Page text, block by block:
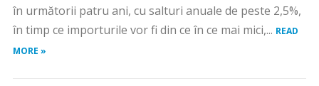
în următorii patru ani, cu salturi anuale de peste 2,5%,
în timp ce importurile vor fi din ce în ce mai mici,... READ
MORE »